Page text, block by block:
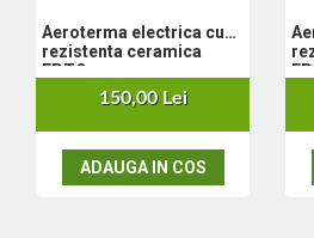
Generatoare curent electric
Freze electrice
Rindele electrice
Aparate de sudură tevi PVC
Pistoale cu aer cald
Mașini electrice de șlefuit / polișat
Aeroterma electrica cu
rezistenta ceramica
EPTO
150,00 Lei
ADAUGA IN COS